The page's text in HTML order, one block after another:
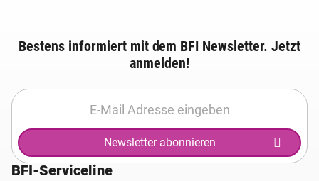
Bestens informiert mit dem BFI Newsletter. Jetzt
anmelden!
Newsletter abonnieren
BFI-Serviceline